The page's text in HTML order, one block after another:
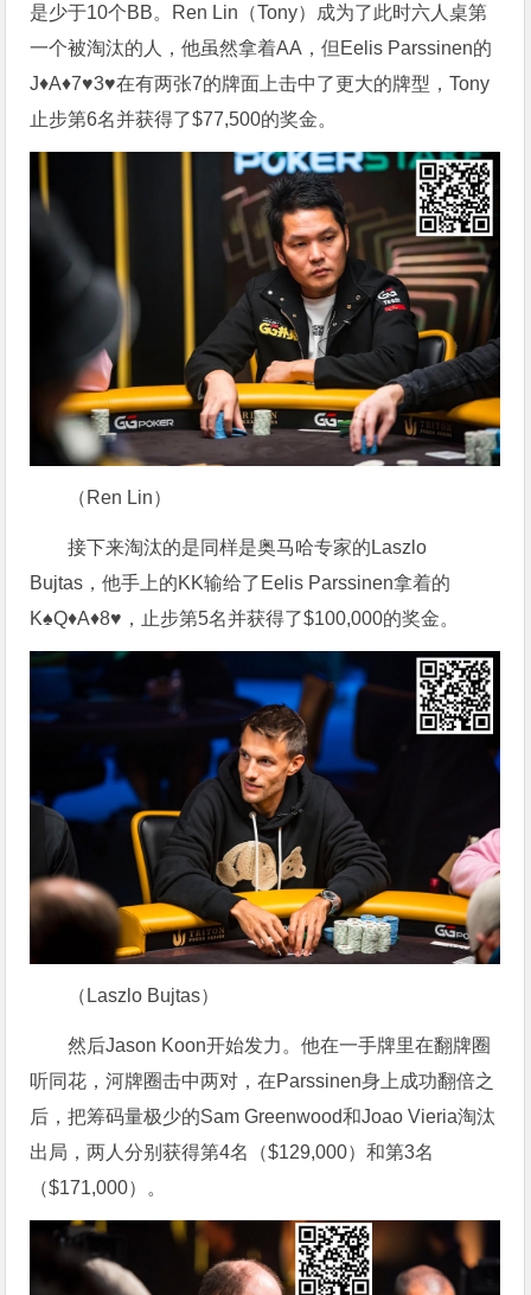
是少于10个BB。Ren Lin（Tony）成为了此时六人桌第
一个被淘汰的人，他虽然拿着AA，但Eelis Parssinen的
J♦A♦7♥3♥在有两张7的牌面上击中了更大的牌型，Tony
止步第6名并获得了$77,500的奖金。
（Ren Lin）
接下来淘汰的是同样是奥马哈专家的Laszlo
Bujtas，他手上的KK输给了Eelis Parssinen拿着的
K♠Q♦A♦8♥，止步第5名并获得了$100,000的奖金。
（Laszlo Bujtas）
然后Jason Koon开始发力。他在一手牌里在翻牌圈
听同花，河牌圈击中两对，在Parssinen身上成功翻倍之
后，把筹码量极少的Sam Greenwood和Joao Vieria淘汰
出局，两人分别获得第4名（$129,000）和第3名
（$171,000）。